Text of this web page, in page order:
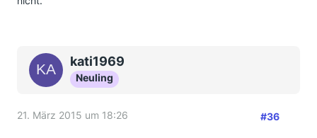
kati1969
Neuling
21. März 2015 um 18:26 #36